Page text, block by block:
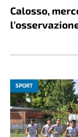
Calosso,
SPORT